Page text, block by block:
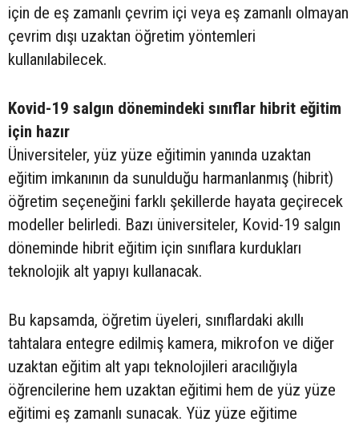
için de eş zamanlı çevrim içi veya eş zamanlı olmayan
çevrim dışı uzaktan öğretim yöntemleri
kullanılabilecek.
Kovid-19 salgın dönemindeki sınıflar hibrit eğitim
için hazır
Üniversiteler, yüz yüze eğitimin yanında uzaktan
eğitim imkanının da sunulduğu harmanlanmış (hibrit)
öğretim seçeneğini farklı şekillerde hayata geçirecek
modeller belirledi. Bazı üniversiteler, Kovid-19 salgın
döneminde hibrit eğitim için sınıflara kurdukları
teknolojik alt yapıyı kullanacak.
Bu kapsamda, öğretim üyeleri, sınıflardaki akıllı
tahtalara entegre edilmiş kamera, mikrofon ve diğer
uzaktan eğitim alt yapı teknolojileri aracılığıyla
öğrencilerine hem uzaktan eğitimi hem de yüz yüze
eğitimi eş zamanlı sunacak. Yüz yüze eğitime